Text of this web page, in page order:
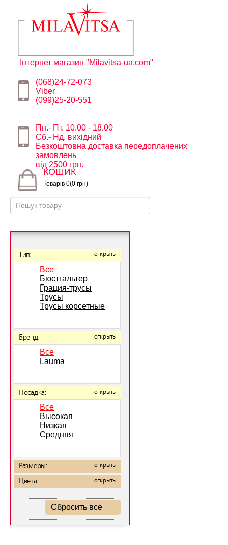
Інтернет магазин "Milavitsa-ua.com"
(068)24-72-073
Viber
(099)25-20-551
Пн.- Пт. 10.00 - 18.00
Сб.- Нд. вихідний
Безкоштовна доставка передоплачених
замовлень
від 2500 грн.
КОШИК
Товарів 0(0 грн)
Тип: открыть
Все
Бюстгальтер
Грация-трусы
Трусы
Трусы корсетные
Бренд: открыть
Все
Lauma
Посадка: открыть
Все
Высокая
Низкая
Средняя
Размеры: открыть
Цвета: открыть
Сбросить все